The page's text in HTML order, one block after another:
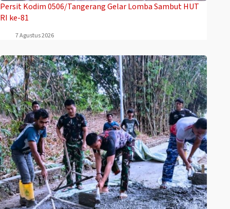
Persit Kodim 0506/Tangerang Gelar Lomba Sambut HUT
RI ke-81
7 Agustus 2026